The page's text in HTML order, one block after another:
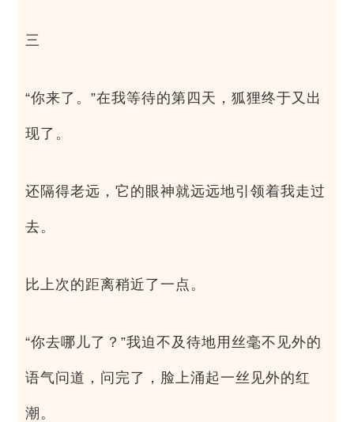
三
“你来了。”在我等待的第四天，狐狸终于又出
现了。
还隔得老远，它的眼神就远远地引领着我走过
去。
比上次的距离稍近了一点。
“你去哪儿了？”我迫不及待地用丝毫不见外的
语气问道，问完了，脸上涌起一丝见外的红
潮。